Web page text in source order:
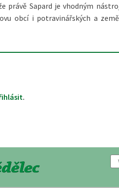
právě Sapard je vhodným
obcí i potravinářských a
.